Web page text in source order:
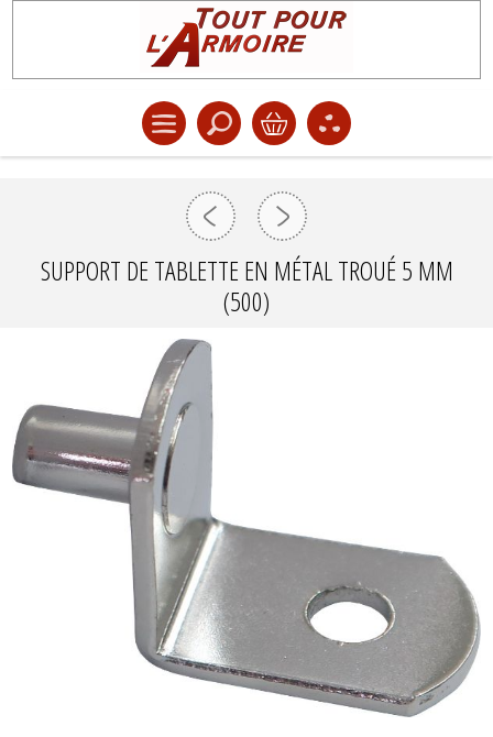
SUPPORT DE TABLETTE EN MÉTAL TROUÉ 5 MM
(500)